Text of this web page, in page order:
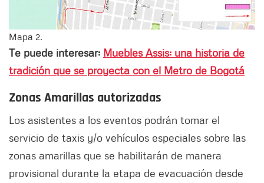
Mapa 2.
Te puede interesar: Muebles Assis: una historia de
tradición que se proyecta con el Metro de Bogotá
Zonas Amarillas autorizadas
Los asistentes a los eventos podrán tomar el
servicio de taxis y/o vehículos especiales sobre las
zonas amarillas que se habilitarán de manera
provisional durante la etapa de evacuación desde